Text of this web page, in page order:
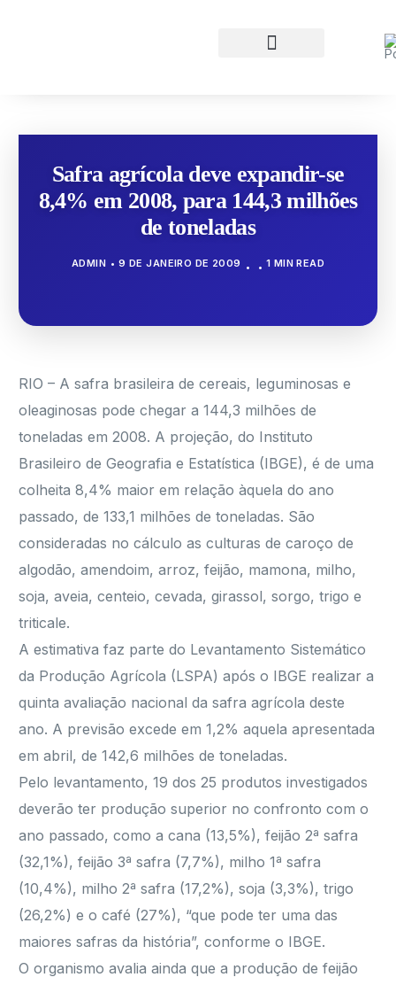
Safra agrícola deve expandir-se
8,4% em 2008, para 144,3 milhões
de toneladas
ADMIN 9 DE JANEIRO DE 2009 1 MIN READ
RIO – A safra brasileira de cereais, leguminosas e
oleaginosas pode chegar a 144,3 milhões de
toneladas em 2008. A projeção, do Instituto
Brasileiro de Geografia e Estatística (IBGE), é de uma
colheita 8,4% maior em relação àquela do ano
passado, de 133,1 milhões de toneladas. São
consideradas no cálculo as culturas de caroço de
algodão, amendoim, arroz, feijão, mamona, milho,
soja, aveia, centeio, cevada, girassol, sorgo, trigo e
triticale.
A estimativa faz parte do Levantamento Sistemático
da Produção Agrícola (LSPA) após o IBGE realizar a
quinta avaliação nacional da safra agrícola deste
ano. A previsão excede em 1,2% aquela apresentada
em abril, de 142,6 milhões de toneladas.
Pelo levantamento, 19 dos 25 produtos investigados
deverão ter produção superior no confronto com o
ano passado, como a cana (13,5%), feijão 2ª safra
(32,1%), feijão 3ª safra (7,7%), milho 1ª safra
(10,4%), milho 2ª safra (17,2%), soja (3,3%), trigo
(26,2%) e o café (27%), “que pode ter uma das
maiores safras da história”, conforme o IBGE.
O organismo avalia ainda que a produção de feijão